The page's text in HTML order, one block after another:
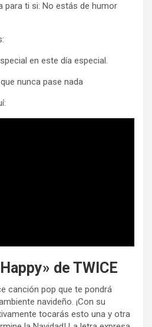
para ti si: No estás de humor
en este día especial.
nunca pase nada
de TWICE
canción pop que te pondrá
navideño. ¡Con su
tocarás esto una y otra